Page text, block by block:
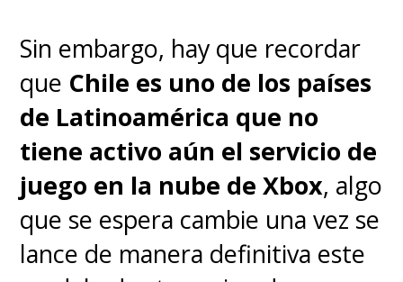
Sin embargo, hay que recordar
que Chile es uno de los países
de Latinoamérica que no
tiene activo aún el servicio de
juego en la nube de Xbox, algo
que se espera cambie una vez se
lance de manera definitiva este